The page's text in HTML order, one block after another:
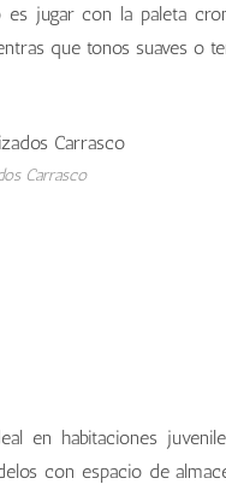
jugar con la paleta
que tonos suaves o
Carrasco
en habitaciones
con espacio de